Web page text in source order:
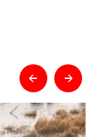
prev next